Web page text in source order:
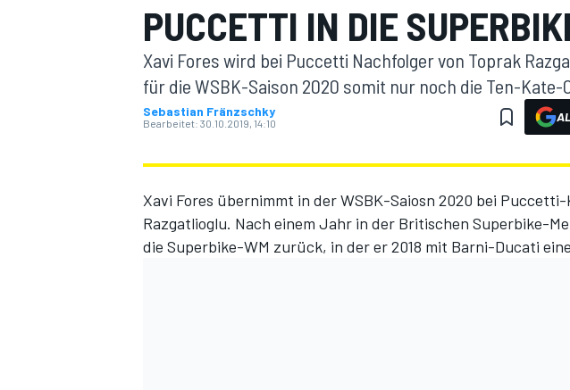
PUCCETTI IN DIE
Xavi Fores wird bei Puccetti Nachfolger von Toprak
für die WSBK-Saison 2020 somit nur noch die Ten-Kate-
Sebastian Fränzschky
Bearbeitet: 30.10.2019, 14:10
Xavi Fores übernimmt in der WSBK-Saiosn 2020 bei
Razgatlioglu. Nach einem Jahr in der Britischen Superbike-
die Superbike-WM zurück, in der er 2018 mit Barni-Ducati